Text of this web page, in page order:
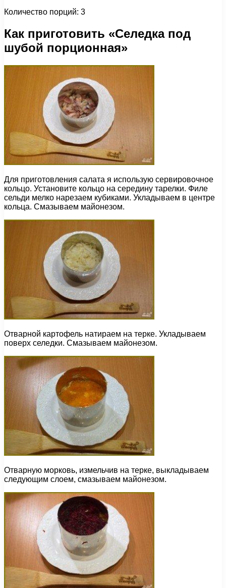
Количество порций: 3
Как приготовить «Селедка под
шубой порционная»
Для приготовления салата я использую сервировочное
кольцо. Установите кольцо на середину тарелки. Филе
сельди мелко нарезаем кубиками. Укладываем в центре
кольца. Смазываем майонезом.
Отварной картофель натираем на терке. Укладываем
поверх селедки. Смазываем майонезом.
Отварную морковь, измельчив на терке, выкладываем
следующим слоем, смазываем майонезом.